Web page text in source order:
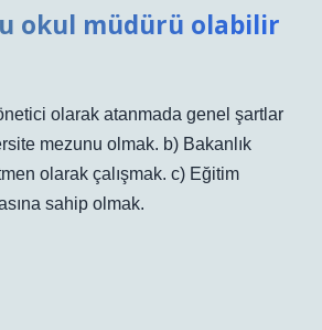
okul müdürü olabilir
olarak atanmada genel şartlar
mezunu olmak. b) Bakanlık
olarak çalışmak. c) Eğitim
sahip olmak.